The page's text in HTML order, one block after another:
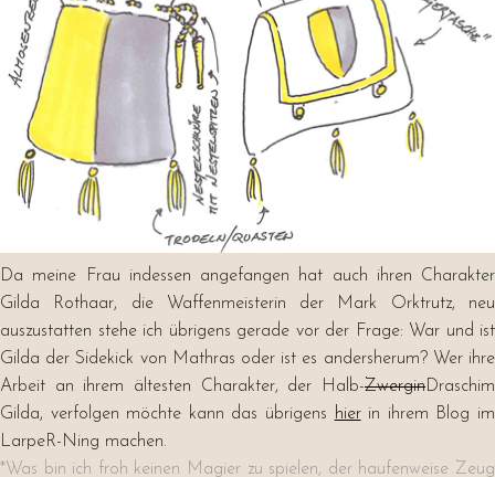
Da meine Frau indessen angefangen hat auch ihren Charakter
Gilda Rothaar, die Waffenmeisterin der Mark Orktrutz, neu
auszustatten stehe ich übrigens gerade vor der Frage: War und ist
Gilda der Sidekick von Mathras oder ist es andersherum? Wer ihre
Arbeit an ihrem ältesten Charakter, der Halb-ZwerginDraschim
Gilda, verfolgen möchte kann das übrigens hierin ihrem Blog im
LarpeR-Ning machen.
*Was bin ich froh keinen Magier zu spielen, der haufenweise Zeug